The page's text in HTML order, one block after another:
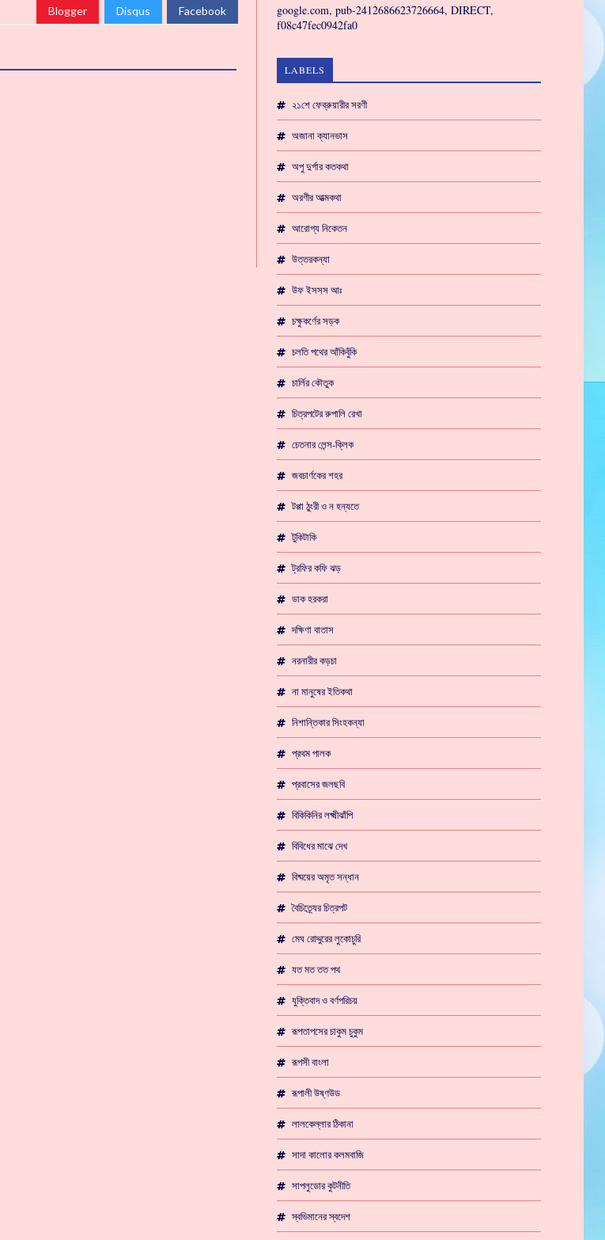
Blogger Disqus Facebook
google.com, pub-2412686623726664, DIRECT,
f08c47fec0942fa0
LABELS
২১শে ফেব্রুয়ারীর সরণী
অজানা ক্যানভাস
অপু দুর্গার কতকথা
অরণীর আত্মকথা
আরোগ্য নিকেতন
উত্তরকন্যা
উফ ইসসস আঃ
চক্ষুকর্ণের সড়ক
চলতি পথের আঁকিবুঁকি
চার্লির কৌতুক
চিত্রপটের রুপালি রেখা
চেতনার লেন্স-ক্লিক
জবচার্ণকের শহর
টপ্পা ঠুংরী ও ন হন্যতে
টুকিটাকি
ট্রফির কফি ঝড়
ডাক হরকরা
দক্ষিণা বাতাস
নরনারীর কড়চা
না মানুষের ইতিকথা
নিশান্তিকার সিংহকন্যা
প্রথম পালক
প্রবাসের জলছবি
বিকিকিনির লক্ষ্মীঝাঁপি
বিবিধের মাঝে দেখ
বিষ্ময়ের অমৃত সন্ধান
বৈচিত্র্যের চিত্রপট
মেঘ রোদ্দুরের লুকোচুরি
যত মত তত পথ
যুক্তিবাদ ও বর্ণপরিচয়
রূপতাপসের চাকুম চুকুম
রূপসী বাংলা
রূপালী উষ্ণউড
লালকেল্লার ঠিকানা
সাদা কালোর কলমবাজি
সাপলুডোর কুটনীতি
স্বভিমানের স্বদেশ